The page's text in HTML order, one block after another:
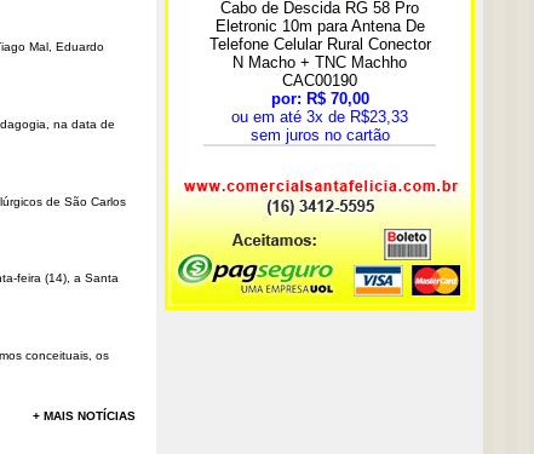
Mal, Eduardo
na data de
de São Carlos
feira (14), a Santa
conceituais, os
+ MAIS NOTÍCIAS